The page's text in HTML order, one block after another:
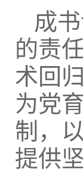
成
的责
术回
为党
制，
提供